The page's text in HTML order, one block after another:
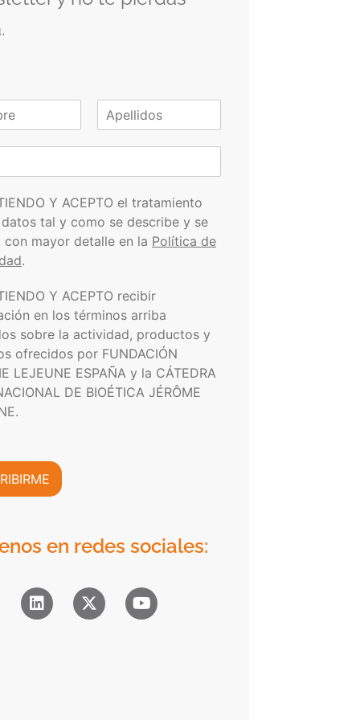
p
l
i
o
s
Y ACEPTO el tratamiento
tal y como se describe y se
con mayor detalle en la Política de
.
Y ACEPTO recibir
en los términos arriba
sobre la actividad, productos y
ofrecidos por FUNDACIÓN
LEJEUNE ESPAÑA y la CÁTEDRA
DE BIOÉTICA JÉRÔME
en redes sociales: